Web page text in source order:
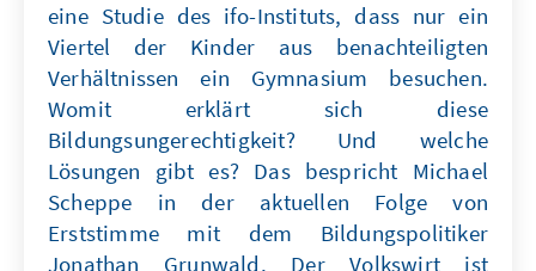
eine Studie des ifo-Instituts, dass nur ein
Viertel der Kinder aus benachteiligten
Verhältnissen ein Gymnasium besuchen.
Womit erklärt sich diese
Bildungsungerechtigkeit? Und welche
Lösungen gibt es? Das bespricht Michael
Scheppe in der aktuellen Folge von
Erststimme mit dem Bildungspolitiker
Jonathan Grunwald. Der Volkswirt ist